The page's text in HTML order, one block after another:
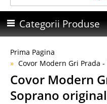
Categorii Produse
Prima Pagina
Covor Modern Gri Prada
Covor Modern
Soprano